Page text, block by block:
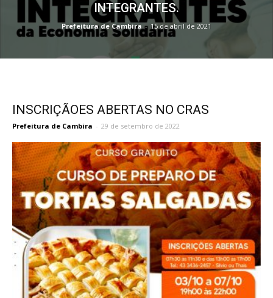
INTEGRANTES.
Prefeitura de Cambira - 15 de abril de 2021
INSCRIÇÃOES ABERTAS NO CRAS
Prefeitura de Cambira - 29 de setembro de 2022